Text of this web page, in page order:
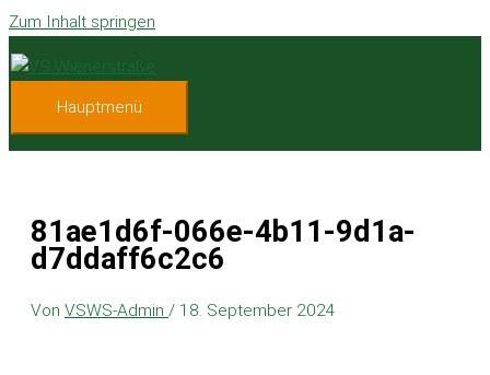
Zum Inhalt springen
Hauptmenü
81ae1d6f-066e-4b11-9d1a-
d7ddaff6c2c6
Von VSWS-Admin / 18. September 2024